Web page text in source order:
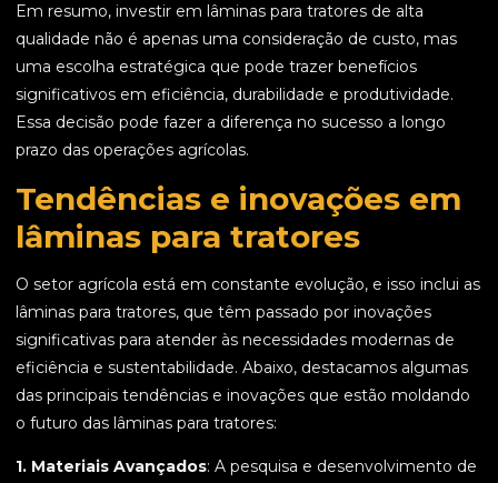
Em resumo, investir em lâminas para tratores de alta
qualidade não é apenas uma consideração de custo, mas
uma escolha estratégica que pode trazer benefícios
significativos em eficiência, durabilidade e produtividade.
Essa decisão pode fazer a diferença no sucesso a longo
prazo das operações agrícolas.
Tendências e inovações em
lâminas para tratores
O setor agrícola está em constante evolução, e isso inclui as
lâminas para tratores, que têm passado por inovações
significativas para atender às necessidades modernas de
eficiência e sustentabilidade. Abaixo, destacamos algumas
das principais tendências e inovações que estão moldando
o futuro das lâminas para tratores:
1. Materiais Avançados: A pesquisa e desenvolvimento de